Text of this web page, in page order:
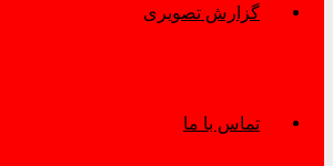
گزارش تصویری
تماس با ما